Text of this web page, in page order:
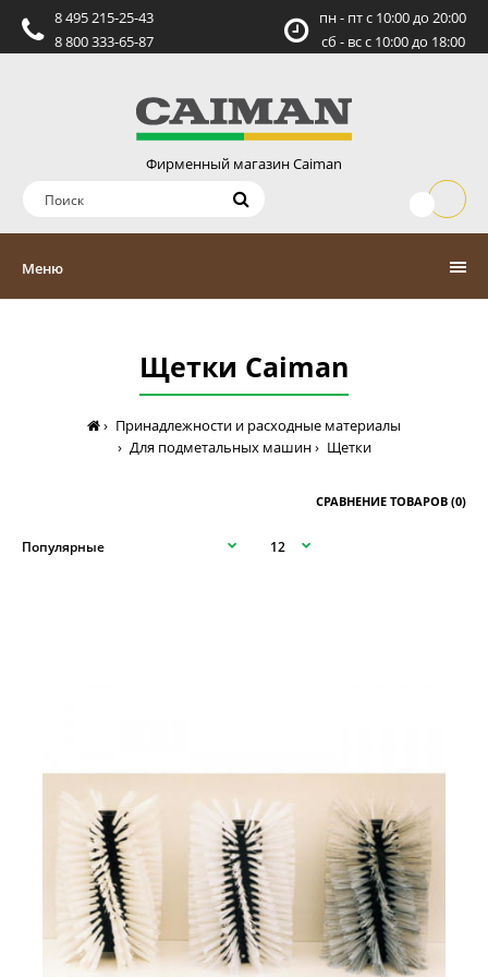
8 495 215-25-43
8 800 333-65-87
пн - пт c 10:00 до 20:00
сб - вс c 10:00 до 18:00
Фирменный магазин Caiman
Меню
Щетки Caiman
Принадлежности и расходные материалы
Для подметальных машин
Щетки
СРАВНЕНИЕ ТОВАРОВ (0)